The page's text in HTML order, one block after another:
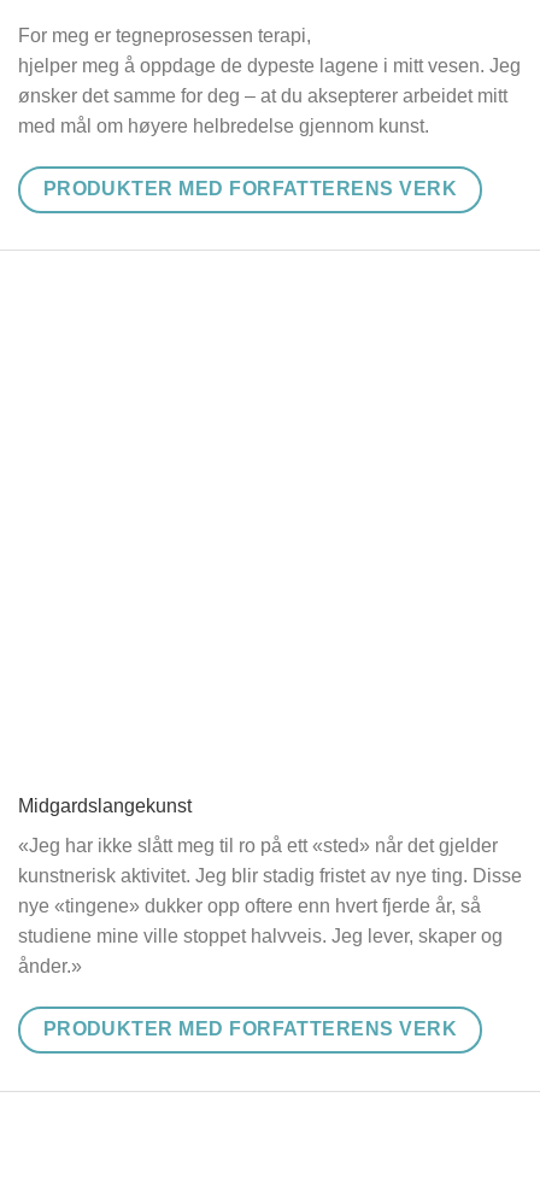
For meg er tegneprosessen terapi,
hjelper meg å oppdage de dypeste lagene i mitt vesen. Jeg
ønsker det samme for deg – at du aksepterer arbeidet mitt
med mål om høyere helbredelse gjennom kunst.
PRODUKTER MED FORFATTERENS VERK
Midgardslangekunst
«Jeg har ikke slått meg til ro på ett «sted» når det gjelder
kunstnerisk aktivitet. Jeg blir stadig fristet av nye ting. Disse
nye «tingene» dukker opp oftere enn hvert fjerde år, så
studiene mine ville stoppet halvveis. Jeg lever, skaper og
ånder.»
PRODUKTER MED FORFATTERENS VERK